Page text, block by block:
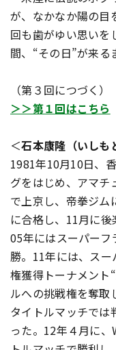
が、なかなか陽の目
回も歯がゆい思いを
間、“その日”が来る
（第３回につづく）
＞＞第１回はこちら
＜石本康隆（いしも
1981年10月10日、
グをはじめ、アマ
で上京し、帝拳ジム
に合格し、11月に後
05年にはスーパー
勝。11年には、ス
権獲得トーナメント
ルへの挑戦権を奪取
タイトルマッチでは
った。12年４月に